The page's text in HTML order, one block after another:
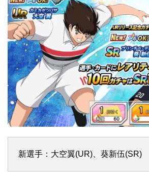
新選手：大空翼(UR)、葵新伍(SR)